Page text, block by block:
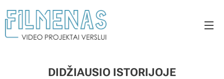
DIDŽIAUSIO ISTORIJOJE